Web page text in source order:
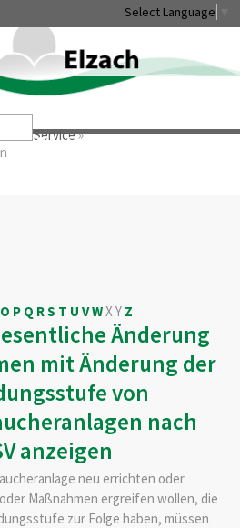
Select Language
»Service»
& Service
O P Q RS T U VWXY Z
Änderung
mit Änderung der
von
nach
anzeigen
neu errichten oder
Maßnahmen ergreifen wollen, die
zur Folge haben, müssen